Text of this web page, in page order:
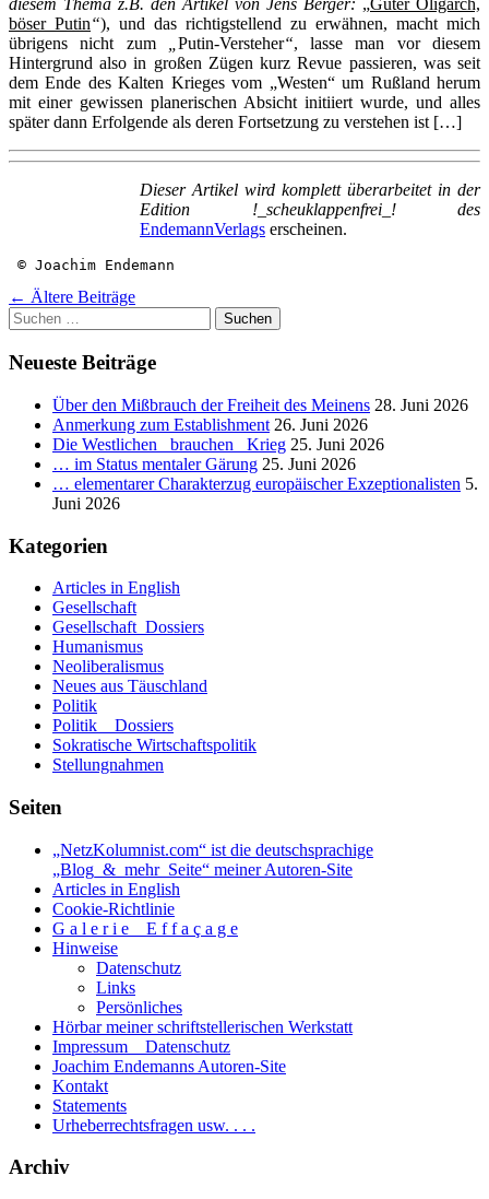
diesem Thema z.B. den Artikel von Jens Berger: „Guter Oligarch,
böser Putin“), und das richtigstellend zu erwähnen, macht mich
übrigens nicht zum „Putin-Versteher“, lasse man vor diesem
Hintergrund also in großen Zügen kurz Revue passieren, was seit
dem Ende des Kalten Krieges vom „Westen“ um Rußland herum
mit einer gewissen planerischen Absicht initiiert wurde, und alles
später dann Erfolgende als deren Fortsetzung zu verstehen ist […]
Dieser Artikel wird komplett überarbeitet in der
Edition !_scheuklappenfrei_! des
EndemannVerlags erscheinen.
© Joachim Endemann
Beitragsnavigation
← Ältere Beiträge
Suchen
nach:
Neueste Beiträge
Über den Mißbrauch der Freiheit des Meinens 28. Juni 2026
Anmerkung zum Establishment 26. Juni 2026
Die Westlichen _brauchen_ Krieg 25. Juni 2026
… im Status mentaler Gärung 25. Juni 2026
… elementarer Charakterzug europäischer Exzeptionalisten 5.
Juni 2026
Kategorien
Articles in English
Gesellschaft
Gesellschaft_Dossiers
Humanismus
Neoliberalismus
Neues aus Täuschland
Politik
Politik _ Dossiers
Sokratische Wirtschaftspolitik
Stellungnahmen
Seiten
„NetzKolumnist.com“ ist die deutschsprachige
„Blog_&_mehr_Seite“ meiner Autoren-Site
Articles in English
Cookie-Richtlinie
G a l e r i e _ E f f a ç a g e
Hinweise
Datenschutz
Links
Persönliches
Hörbar meiner schriftstellerischen Werkstatt
Impressum _ Datenschutz
Joachim Endemanns Autoren-Site
Kontakt
Statements
Urheberrechtsfragen usw. . . .
Archiv